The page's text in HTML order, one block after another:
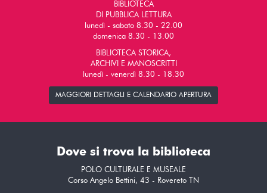
BIBLIOTECA
DI PUBBLICA LETTURA
lunedì - sabato 8.30 - 22.00
domenica 8.30 - 13.00
BIBLIOTECA STORICA,
ARCHIVI E MANOSCRITTI
lunedì - venerdì 8.30 - 18.30
MAGGIORI DETTAGLI E CALENDARIO APERTURA
Dove si trova la biblioteca
POLO CULTURALE E MUSEALE
Corso Angelo Bettini, 43 - Rovereto TN